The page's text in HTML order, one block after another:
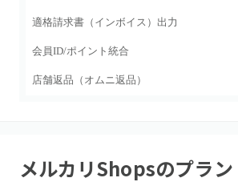
適格請求書（インボイス）出力
会員ID/ポイント統合
店舗返品（オムニ返品）
メルカリShopsのプラン